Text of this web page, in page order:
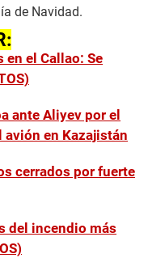
de Navidad.
el Callao: Se
ante Aliyev por el
avión en Kazajistán
cerrados por fuerte
del incendio más